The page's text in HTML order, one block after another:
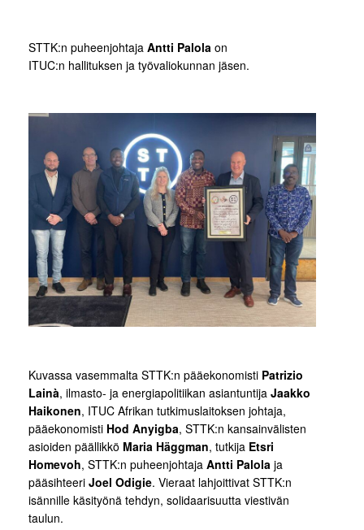
STTK:n puheenjohtaja Antti Palola on
ITUC:n hallituksen ja työvaliokunnan jäsen.
Kuvassa vasemmalta STTK:n pääekonomisti Patrizio
Lainà, ilmasto- ja energiapolitiikan asiantuntija Jaakko
Haikonen, ITUC Afrikan tutkimuslaitoksen johtaja,
pääekonomisti Hod Anyigba, STTK:n kansainvälisten
asioiden päällikkö Maria Häggman, tutkija Etsri
Homevoh, STTK:n puheenjohtaja Antti Palola ja
pääsihteeri Joel Odigie. Vieraat lahjoittivat STTK:n
isännille käsityönä tehdyn, solidaarisuutta viestivän
taulun.